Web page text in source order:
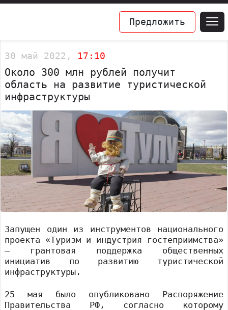
Предложить
30 май 2022, 17:10
Около 300 млн рублей получит
область на развитие туристической
инфраструктуры
Запущен один из инструментов национального
проекта «Туризм и индустрия гостеприимства»
– грантовая поддержка общественных
инициатив по развитию туристической
инфраструктуры.
25 мая было опубликовано Распоряжение
Правительства РФ, согласно которому